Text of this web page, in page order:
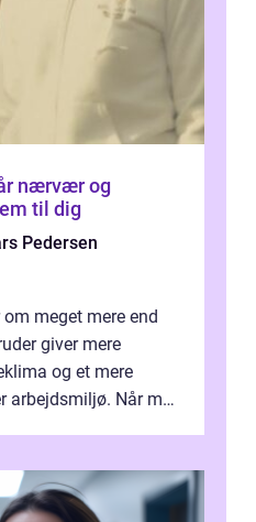
til dig
Pedersen
meget mere end
giver mere
og et mere
arbejdsmiljø. Når man